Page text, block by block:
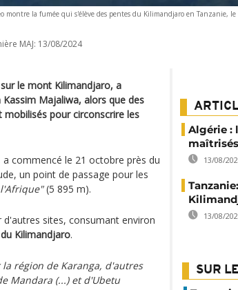
montre la fumée qui s'élève des pentes du Kilimandjaro en Tanzanie,
MAJ: 13/08/2024
le mont Kilimandjaro, a
Majaliwa, alors que des
pour circonscrire les
commencé le 21 octobre près du
un point de passage pour les
(5 895 m).
sites, consumant environ
Kilimandjaro.
région de Karanga, d'autres
Mandara (...) et d'Ubetu
Algérie :
maîtrisés
13/08/
13/08/
SUR